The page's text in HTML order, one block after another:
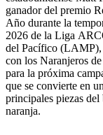
ganador del premio
Año durante la
2026 de la Liga
del Pacífico (LAMP),
con los Naranjeros
para la próxima
que se convierte en
principales piezas del
naranja.